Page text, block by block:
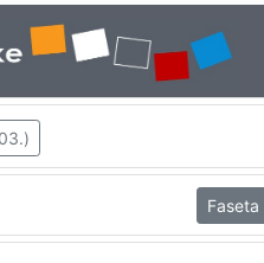
Faseta